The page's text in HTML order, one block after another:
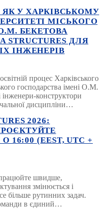
ЯК У ХАРКІВСЬКОМУ
МІСЬКОГО
БЕКЕТОВА
ДЛЯ
ІНЖЕНЕРІВ
процес Харківського
господарства імені О.М.
інженери-конструктори
дисципліни…
2026:
(EEST, UTC +
швидше,
змінюється і
більше рутинних задач.
в єдиний…